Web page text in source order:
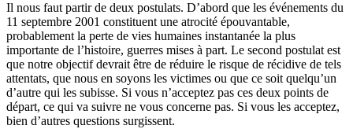
Il nous faut partir de deux postulats. D’abord que les événements du
11 septembre 2001 constituent une atrocité épouvantable,
probablement la perte de vies humaines instantanée la plus
importante de l’histoire, guerres mises à part. Le second postulat est
que notre objectif devrait être de réduire le risque de récidive de tels
attentats, que nous en soyons les victimes ou que ce soit quelqu’un
d’autre qui les subisse. Si vous n’acceptez pas ces deux points de
départ, ce qui va suivre ne vous concerne pas. Si vous les acceptez,
bien d’autres questions surgissent.